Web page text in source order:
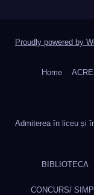
Proudly powered by
Home
Admiterea în liceu și
BIBLIOTECA
CONCURS/